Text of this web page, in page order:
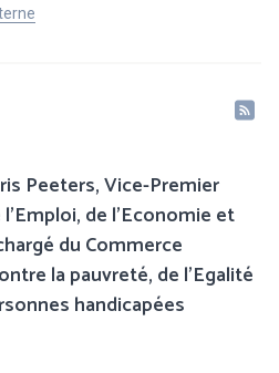
Peeters, Vice-Premier
de l'Economie et
du Commerce
la pauvreté, de l’Egalité
handicapées